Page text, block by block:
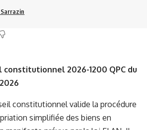
constitutionnel 2026-1200 QPC du
constitutionnel valide la procédure
simplifiée des biens en